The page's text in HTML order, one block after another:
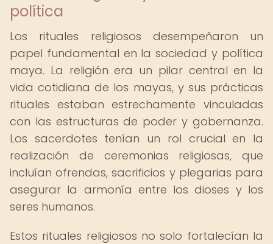
política
Los rituales religiosos desempeñaron un
papel fundamental en la sociedad y política
maya. La religión era un pilar central en la
vida cotidiana de los mayas, y sus prácticas
rituales estaban estrechamente vinculadas
con las estructuras de poder y gobernanza.
Los sacerdotes tenían un rol crucial en la
realización de ceremonias religiosas, que
incluían ofrendas, sacrificios y plegarias para
asegurar la armonía entre los dioses y los
seres humanos.
Estos rituales religiosos no solo fortalecían la